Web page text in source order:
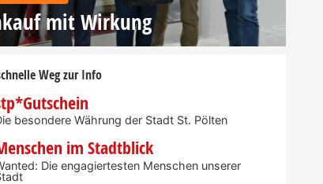
mit Wirkung
Weg zur Info
besondere Währung der Stadt St. Pölten
im Stadtblick
Die engagiertesten Menschen unserer